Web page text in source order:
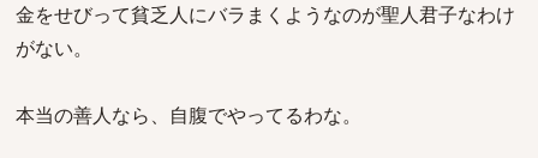
金をせびって貧乏人にバラまくようなのが聖人君子なわけ
がない。
本当の善人なら、自腹でやってるわな。